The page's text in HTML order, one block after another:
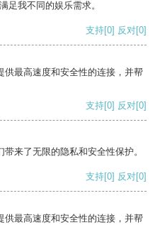
足我不同的娱乐需求。
支持[0] 反对[0]
最高速度和安全性的连接，并帮
支持[0] 反对[0]
来了无限的隐私和安全性保护。
支持[0] 反对[0]
最高速度和安全性的连接，并帮